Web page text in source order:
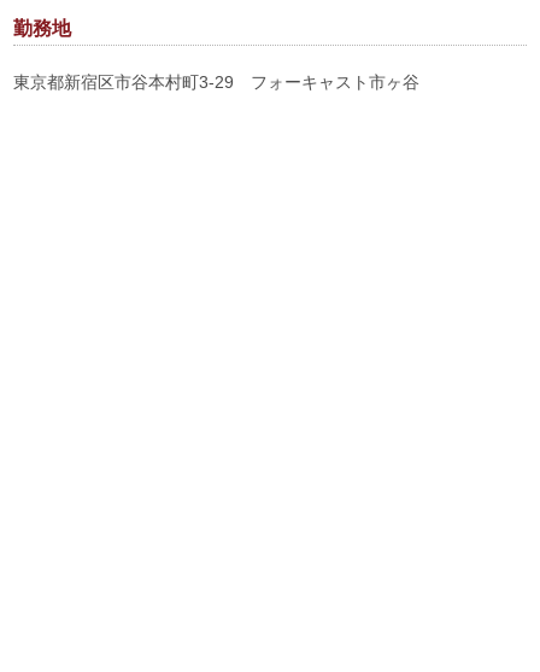
勤務地
東京都新宿区市谷本村町3-29 フォーキャスト市ヶ谷